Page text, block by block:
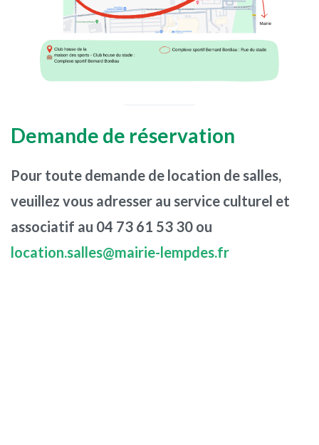
Demande de réservation
Pour toute demande de location de salles,
veuillez vous adresser au service culturel et
associatif au 04 73 61 53 30 ou
location.salles@mairie-lempdes.fr